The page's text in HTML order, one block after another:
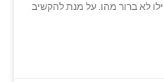
לא ברור מהו. על מנת להקשיב